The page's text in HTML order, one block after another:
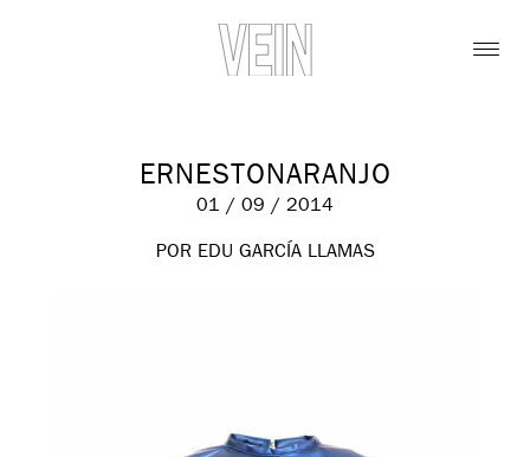
ERNESTONARANJO
01 / 09 / 2014
POR EDU GARCÍA LLAMAS